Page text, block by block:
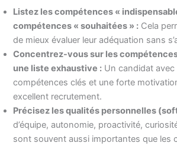
Listez les compétences «
compétences « souhaitées » : Cela
de mieux évaluer leur adéquation sans
Concentrez-vous sur les
une liste exhaustive : Un candidat avec
compétences clés et une forte
excellent recrutement.
Précisez les qualités personnelles
d’équipe, autonomie, proactivité,
sont souvent aussi importantes que les